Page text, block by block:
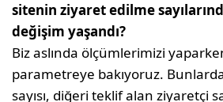
sitenin ziyaret edilme
değişim yaşandı?
Biz aslında ölçümlerimizi
parametreye bakıyoruz.
sayısı, diğeri teklif alan ziyaretçi